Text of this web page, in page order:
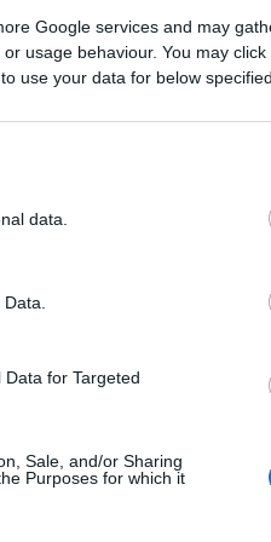
Google services and may
usage behaviour. You may
use your data for below
data.
for Targeted
Sale, and/or Sharing
Purposes for which it
egészségesebb
élet felé
2026-03-06.
2025-10-30.
Ugrálókötél edzés
– Az ugrálókötél,